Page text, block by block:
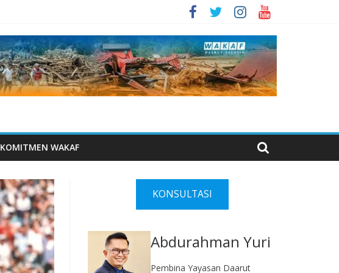
KOMITMEN WAKAF
KONSULTASI
Abdurahman Yuri
Pembina Yayasan Daarut